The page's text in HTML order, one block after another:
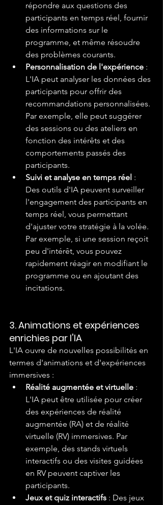
répondre aux questions des
participants en temps réel, fournir
des informations sur le
programme, et même résoudre
des problèmes courants.
Personnalisation de l'expérience :
L'IA peut analyser les données des
participants pour offrir des
recommandations personnalisées.
Par exemple, elle peut suggérer
des sessions ou des ateliers en
fonction des intérêts et des
comportements passés des
participants.
Suivi et analyse en temps réel :
Des outils d'IA peuvent surveiller
l'engagement des participants en
temps réel, vous permettant
d'ajuster votre stratégie à la volée.
Par exemple, si une session reçoit
peu d'intérêt, vous pouvez
rapidement réagir en modifiant le
programme ou en ajoutant des
incitations.
3. Animations et expériences
enrichies par l'IA
L'IA ouvre de nouvelles possibilités en
termes d'animations et d'expériences
immersives :
Réalité augmentée et virtuelle :
L'IA peut être utilisée pour créer
des expériences de réalité
augmentée (RA) et de réalité
virtuelle (RV) immersives. Par
exemple, des stands virtuels
interactifs ou des visites guidées
en RV peuvent captiver les
participants.
Jeux et quiz interactifs : Des jeux